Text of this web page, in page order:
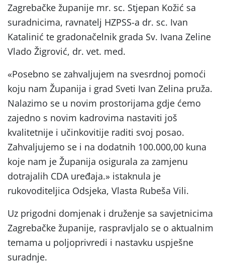
Zagrebačke županije mr. sc. Stjepan Kožić sa
suradnicima, ravnatelj HZPSS-a dr. sc. Ivan
Katalinić te gradonačelnik grada Sv. Ivana Zeline
Vlado Žigrović, dr. vet. med.
«Posebno se zahvaljujem na svesrdnoj pomoći
koju nam Županija i grad Sveti Ivan Zelina pruža.
Nalazimo se u novim prostorijama gdje ćemo
zajedno s novim kadrovima nastaviti još
kvalitetnije i učinkovitije raditi svoj posao.
Zahvaljujemo se i na dodatnih 100.000,00 kuna
koje nam je Županija osigurala za zamjenu
dotrajalih CDA uređaja.» istaknula je
rukovoditeljica Odsjeka, Vlasta Rubeša Vili.
Uz prigodni domjenak i druženje sa savjetnicima
Zagrebačke županije, raspravljalo se o aktualnim
temama u poljoprivredi i nastavku uspješne
suradnje.